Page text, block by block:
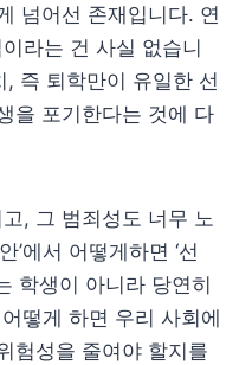
넘어선 존재입니다. 연
라는 건 사실 없습니
즉 퇴학만이 유일한 선
을 포기한다는 것에 다
, 그 범죄성도 너무 노
’에서 어떻게하면 ‘선
학생이 아니라 당연히
떻게 하면 우리 사회에
험성을 줄여야 할지를